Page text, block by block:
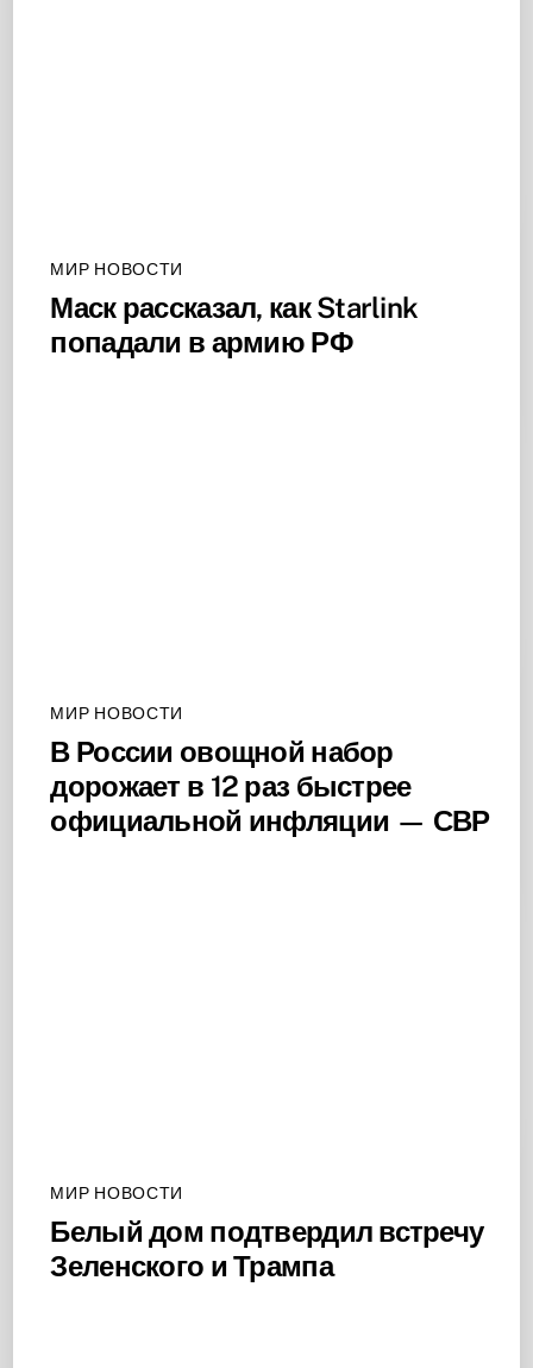
МИР НОВОСТИ
Маск рассказал, как Starlink
попадали в армию РФ
МИР НОВОСТИ
В России овощной набор
дорожает в 12 раз быстрее
официальной инфляции — СВР
МИР НОВОСТИ
Белый дом подтвердил встречу
Зеленского и Трампа